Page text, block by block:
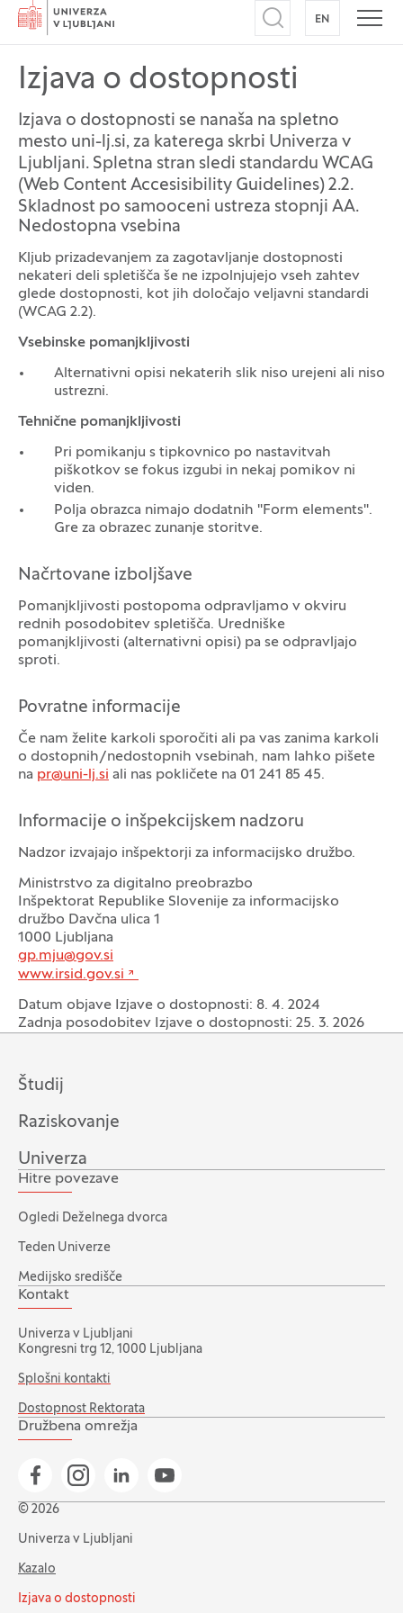
Domov
Odpri iskalnik
EN NA
Izjava o dostopnosti
Izjava o dostopnosti se nanaša na spletno
mesto uni-lj.si, za katerega skrbi Univerza v
Ljubljani. Spletna stran sledi standardu WCAG
(Web Content Accesisibility Guidelines) 2.2.
Skladnost po samooceni ustreza stopnji AA.
Nedostopna vsebina
Kljub prizadevanjem za zagotavljanje dostopnosti
nekateri deli spletišča še ne izpolnjujejo vseh zahtev
glede dostopnosti, kot jih določajo veljavni standardi
(WCAG 2.2).
Vsebinske pomanjkljivosti
Alternativni opisi nekaterih slik niso urejeni ali niso
ustrezni.
Tehnične pomanjkljivosti
Pri pomikanju s tipkovnico po nastavitvah
piškotkov se fokus izgubi in nekaj pomikov ni
viden.
Polja obrazca nimajo dodatnih "Form elements".
Gre za obrazec zunanje storitve.
Načrtovane izboljšave
Pomanjkljivosti postopoma odpravljamo v okviru
rednih posodobitev spletišča. Uredniške
pomanjkljivosti (alternativni opisi) pa se odpravljajo
sproti.
Povratne informacije
Če nam želite karkoli sporočiti ali pa vas zanima karkoli
o dostopnih/nedostopnih vsebinah, nam lahko pišete
na pr@uni-lj.si ali nas pokličete na 01 241 85 45.
Informacije o inšpekcijskem nadzoru
Nadzor izvajajo inšpektorji za informacijsko družbo.
Ministrstvo za digitalno preobrazbo
Inšpektorat Republike Slovenije za informacijsko
družbo Davčna ulica 1
1000 Ljubljana
gp.mju@gov.si
www.irsid.gov.si
Datum objave Izjave o dostopnosti: 8. 4. 2024
Zadnja posodobitev Izjave o dostopnosti: 25. 3. 2026
Študij
Raziskovanje
Univerza
Hitre povezave
Ogledi Deželnega dvorca
Teden Univerze
Medijsko središče
Kontakt
Univerza v Ljubljani
Kongresni trg 12, 1000 Ljubljana
Splošni kontakti
Dostopnost Rektorata
Družbena omrežja
Pojdi na našo Facebook stran
Pojdi na našo Instagram stran
Pojdi na Linkedin stran
Pojdi na YouTube stran
© 2026
Univerza v Ljubljani
Kazalo
Izjava o dostopnosti